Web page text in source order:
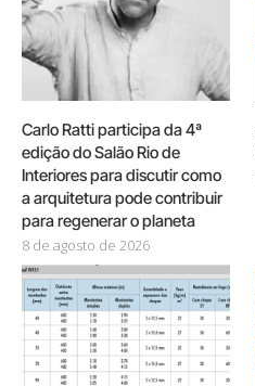
Carlo Ratti participa da 4ª
edição do Salão Rio de
Interiores para discutir como
a arquitetura pode contribuir
para regenerar o planeta
8 de agosto de 2026